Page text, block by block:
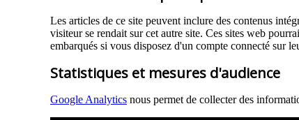
Les articles de ce site peuvent inclure des contenus
visiteur se rendait sur cet autre site. Ces sites web
embarqués si vous disposez d'un compte connecté sur
Statistiques et mesures d'audience
Google Analytics nous permet de collecter des